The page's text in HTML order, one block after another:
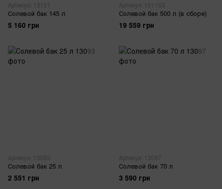
Артикул: 13121
Солевой бак 145 л
5 160 грн
Артикул: 151153
Солевой бак 500 л (в сборе)
19 559 грн
Артикул: 13093
Солевой бак 25 л
2 551 грн
Артикул: 13097
Солевой бак 70 л
3 590 грн